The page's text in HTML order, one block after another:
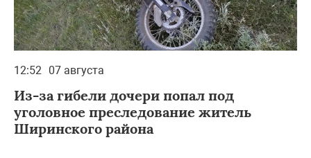
12:52 07 августа
Из-за гибели дочери попал под
уголовное преследование житель
Ширинского района